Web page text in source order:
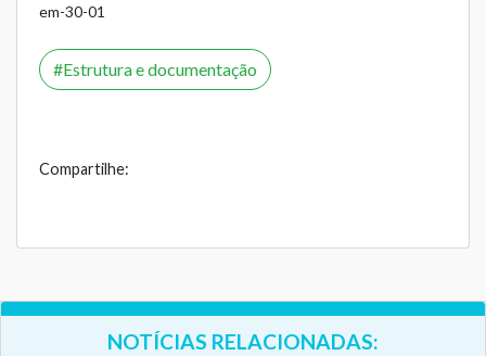
em-30-01
Estrutura e documentação
Compartilhe:
NOTÍCIAS RELACIONADAS: